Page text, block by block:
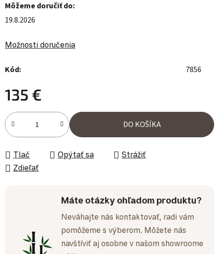
Môžeme doručiť do:
19.8.2026
Možnosti doručenia
Kód: 7856
135 €
Jednotková cena:
DO KOŠÍKA
Tlač Opýtať sa
Strážiť
Zdieľať
Máte otázky ohľadom produktu?
Neváhajte nás kontaktovať, radi vám
pomôžeme s výberom. Môžete nás
navštíviť aj osobne v našom showroome